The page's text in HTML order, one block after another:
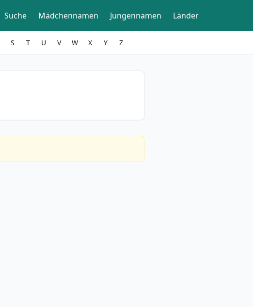
Suche Mädchennamen Jungennamen Länder
S T U V W X Y Z